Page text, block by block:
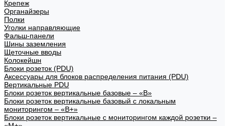
Крепеж
Органайзеры
Полки
Уголки направляющие
Фальш-панели
Шины заземления
Щеточные вводы
Колокейшн
Блоки розеток (PDU)
Аксессуары для блоков распределения питания (PDU)
Вертикальные PDU
Блоки розеток вертикальные базовые – «В»
Блоки розеток вертикальные базовый с локальным
мониторингом – «В+»
Блоки розеток вертикальные с мониторингом каждой розетки –